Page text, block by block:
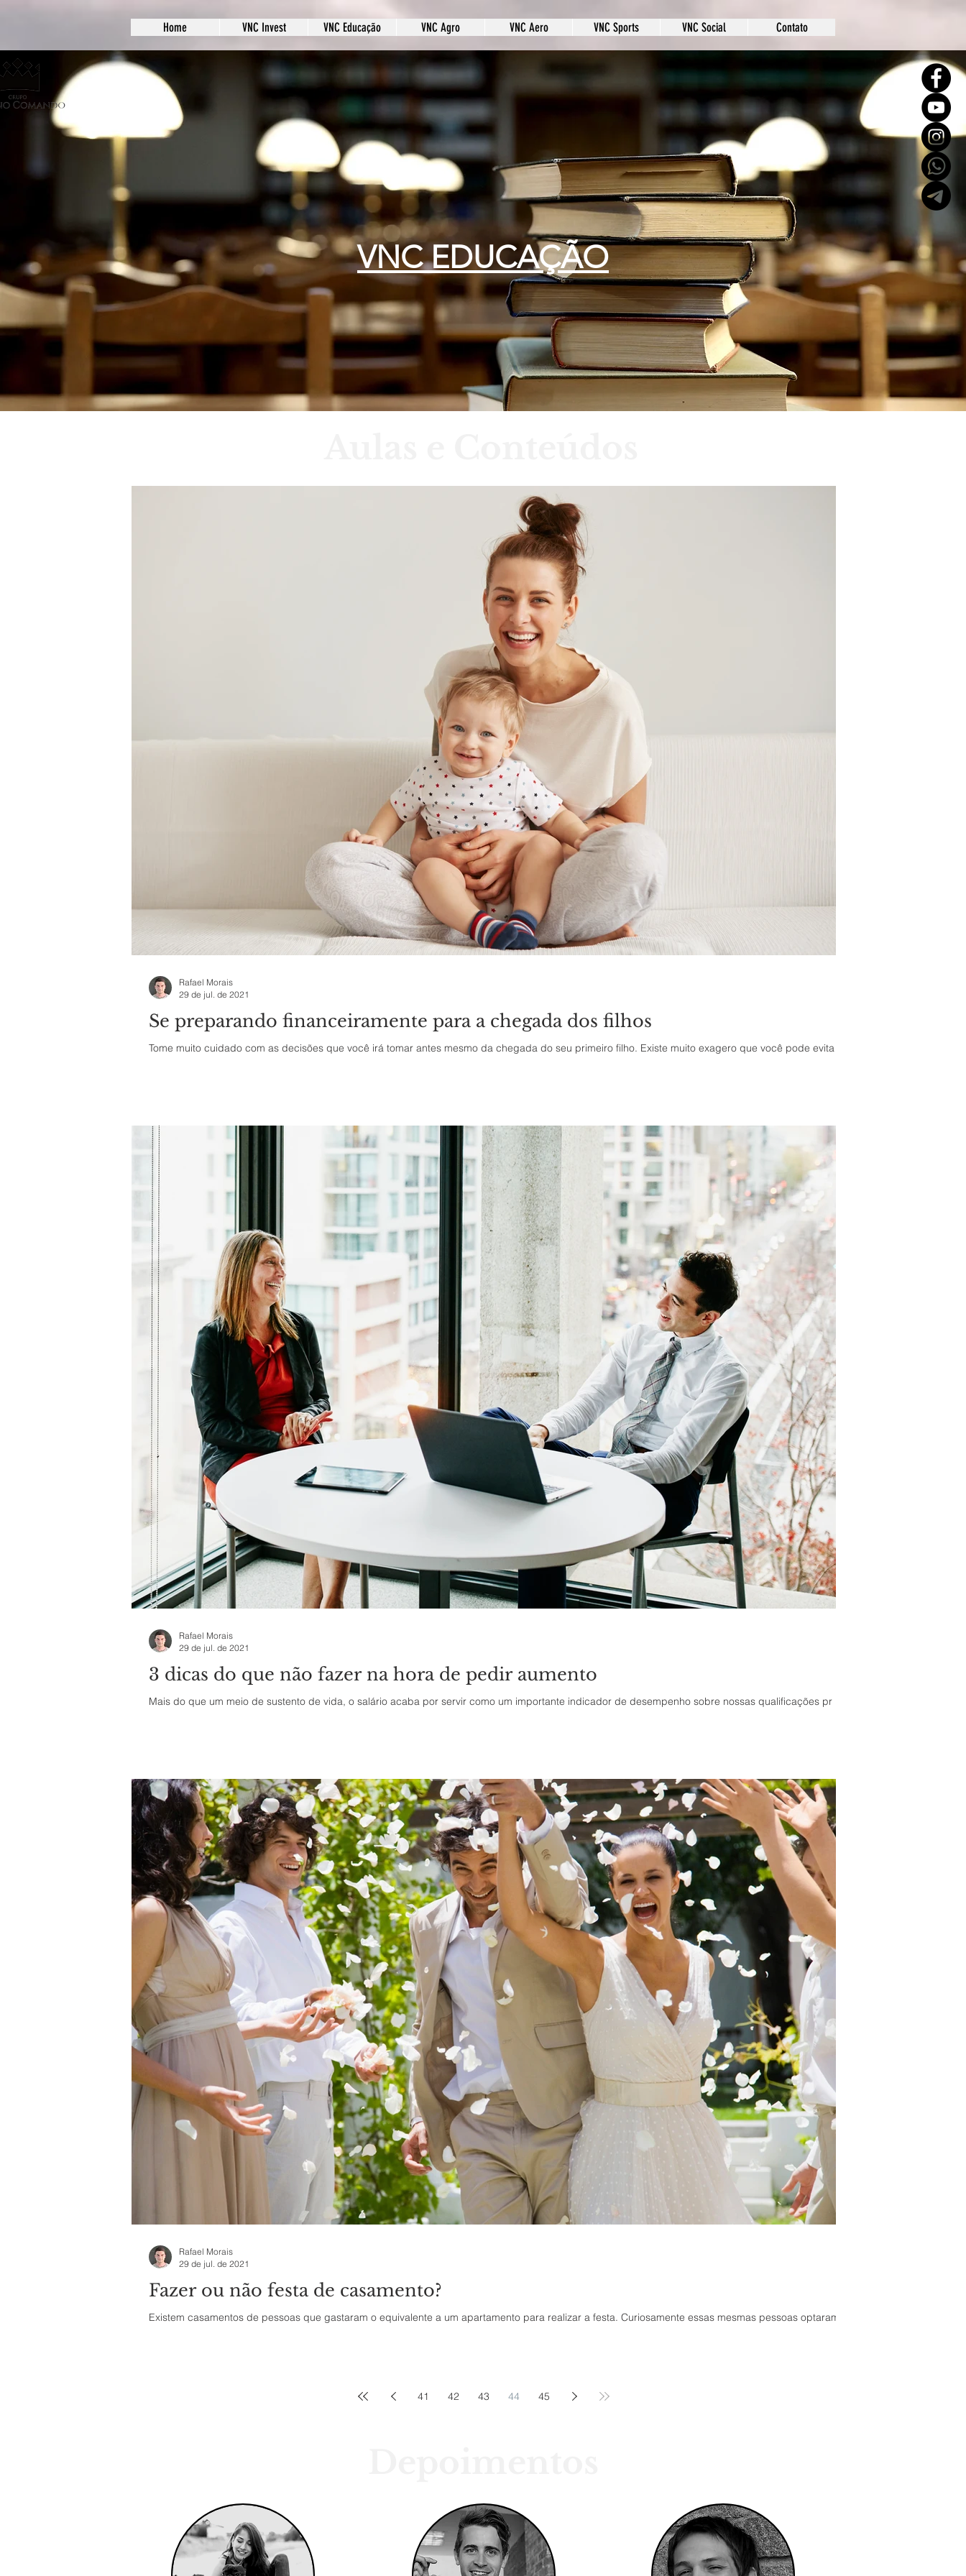
Home VNC Invest VNC Educação VNC Agro VNC Aero VNC Sports VNC Social Contato
VNC EDUCAÇÃO
Se preparando financeiramente para a chegada dos filhos
Tome muito cuidado com as decisões que você irá tomar antes mesmo da chegada do seu primeiro filho. Existe muito exagero que você pode evita
Rafael Morais
29 de jul. de 2021
3 dicas do que não fazer na hora de pedir aumento
Mais do que um meio de sustento de vida, o salário acaba por servir como um importante indicador de desempenho sobre nossas qualificações pr
Rafael Morais
29 de jul. de 2021
Fazer ou não festa de casamento?
Existem casamentos de pessoas que gastaram o equivalente a um apartamento para realizar a festa. Curiosamente essas mesmas pessoas optaram p
Rafael Morais
29 de jul. de 2021
41 42 43 44 45